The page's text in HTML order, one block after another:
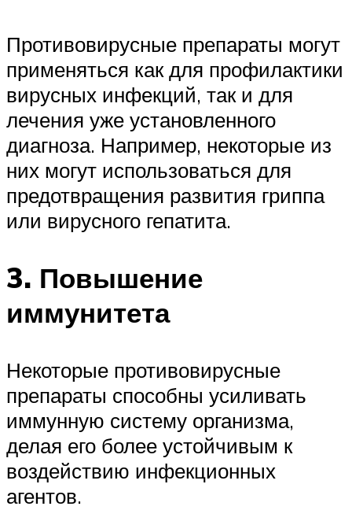
Противовирусные препараты могут
применяться как для профилактики
вирусных инфекций, так и для
лечения уже установленного
диагноза. Например, некоторые из
них могут использоваться для
предотвращения развития гриппа
или вирусного гепатита.
3. Повышение
иммунитета
Некоторые противовирусные
препараты способны усиливать
иммунную систему организма,
делая его более устойчивым к
воздействию инфекционных
агентов.